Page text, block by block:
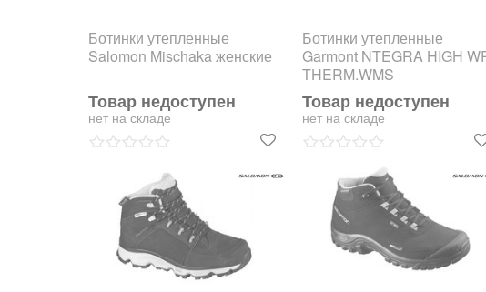
Ботинки утепленные
Salomon Mischaka женские
Товар недоступен
нет на складе
Ботинки утепленные
Garmont NTEGRA HIGH
THERM.WMS
Товар недоступен
нет на складе